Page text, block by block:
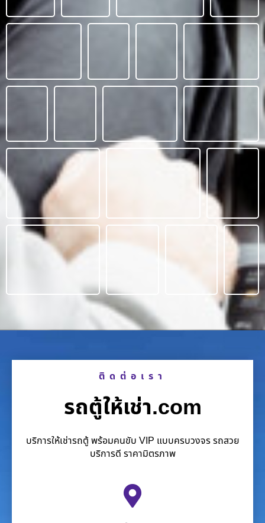
ติดต่อเรา
รถตู้ให้เช่า.com
บริการให้เช่ารถตู้ พร้อมคนขับ VIP แบบครบวงจร รถสวย
บริการดี ราคามิตรภาพ